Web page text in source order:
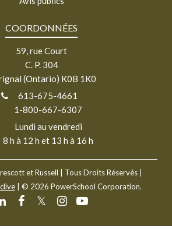
COORDONNÉES
59, rue Court
C. P. 304
(Ontario) K0B 1K0
613-675-4661
1-800-667-6307
Lundi au vendredi
8 h à 12 h et 13 h à 16 h
et Russell
| Tous Droits Réservés |
| © 2026 PowerSchool Corporation.
𝕏